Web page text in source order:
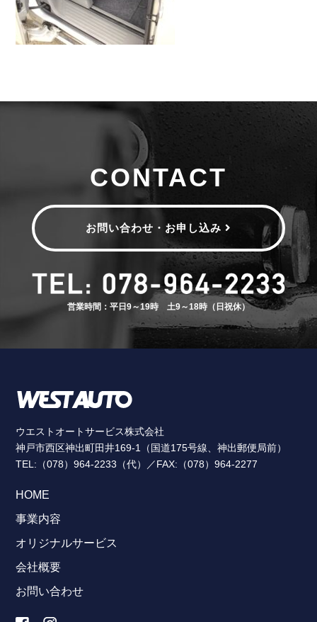
CONTACT
お問い合わせ・お申し込み
営業時間：平日9～19時 土9～18時（日祝休）
ウエストオートサービス株式会社
神戸市西区神出町田井169-1（国道175号線、神出郵便局前）
TEL:（078）964-2233（代）／FAX:（078）964-2277
HOME
事業内容
オリジナルサービス
会社概要
お問い合わせ